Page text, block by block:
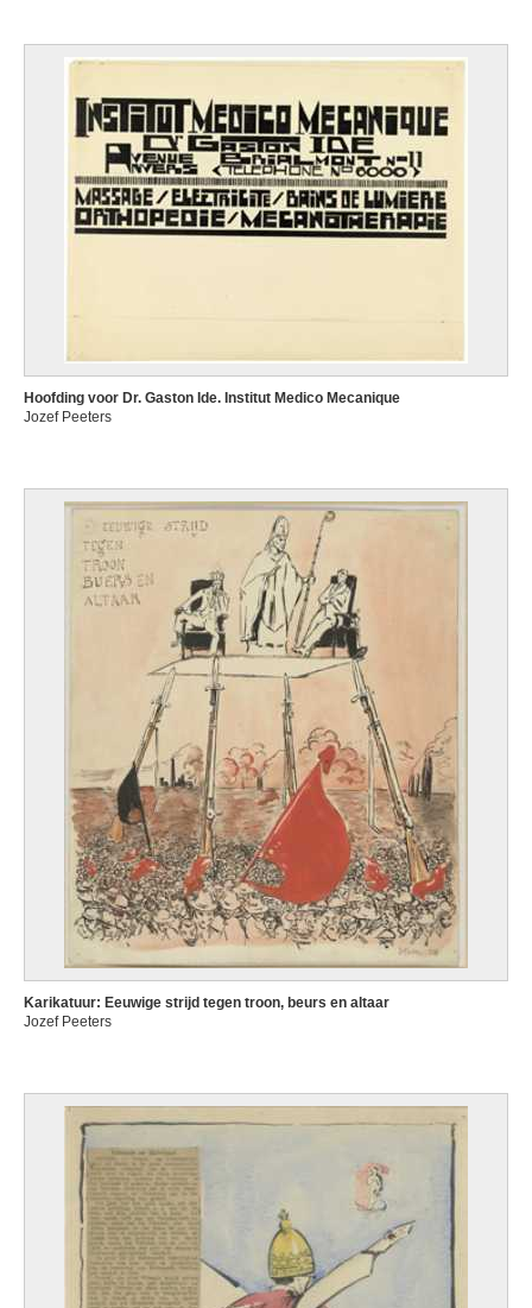
Hoofding voor Dr. Gaston Ide. Institut Medico Mecanique
Jozef Peeters
Karikatuur: Eeuwige strijd tegen troon, beurs en altaar
Jozef Peeters